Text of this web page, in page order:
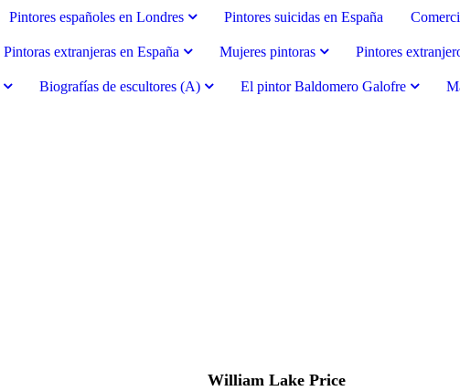
Pintores españoles en Londres Pintores suicidas en España
Pintoras extranjeras en España Mujeres pintoras Pintores
Biografías de escultores (A) El pintor Baldomero Galofre
William Lake Price